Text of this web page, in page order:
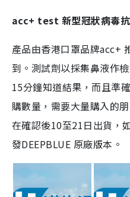
acc+ test 新型冠狀病毒
產品由香港口罩品牌acc+
到。測試劑以採集鼻液作
15分鐘知道結果，而且準
購數量，需要大量購入的
在確認後10至21日出貨，
發DEEPBLUE 原廠版本。